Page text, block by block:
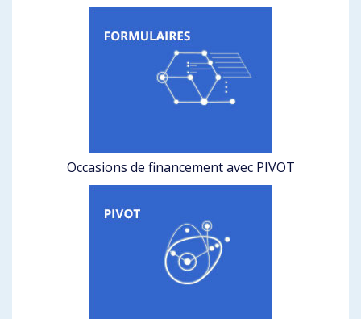
Occasions de financement avec PIVOT